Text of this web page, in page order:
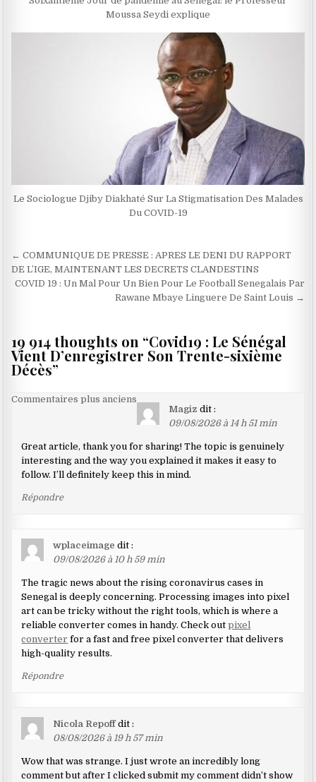
Moussa Seydi explique
Le Sociologue Djiby Diakhaté Sur La Stigmatisation Des Malades
Du COVID-19
Navigation
de
← COMMUNIQUE DE PRESSE : APRES LE DENI DU RAPPORT
DE L’IGE, MAINTENANT LES DECRETS CLANDESTINS
COVID 19 : Un Mal Pour Un Bien Pour Le Football Senegalais Par
Rawane Mbaye Linguere De Saint Louis →
19 914 thoughts on “Covid19 : Le Sénégal
Vient D’enregistrer Son Trente-sixième
Décès”
Navigation
les
commentaires
Commentaires plus anciens
Magiz dit :
09/08/2026 à 14 h 51 min
Great article, thank you for sharing! The topic is genuinely
interesting and the way you explained it makes it easy to
follow. I’ll definitely keep this in mind.
Répondre
wplaceimage dit :
09/08/2026 à 10 h 59 min
The tragic news about the rising coronavirus cases in
Senegal is deeply concerning. Processing images into pixel
art can be tricky without the right tools, which is where a
reliable converter comes in handy. Check outpixel
converter for a fast and free pixel converter that delivers
high-quality results.
Répondre
Nicola Repoff dit :
08/08/2026 à 19 h 57 min
Wow that was strange. I just wrote an incredibly long
comment but after I clicked submit my comment didn’t show